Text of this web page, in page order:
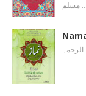
مسلم …